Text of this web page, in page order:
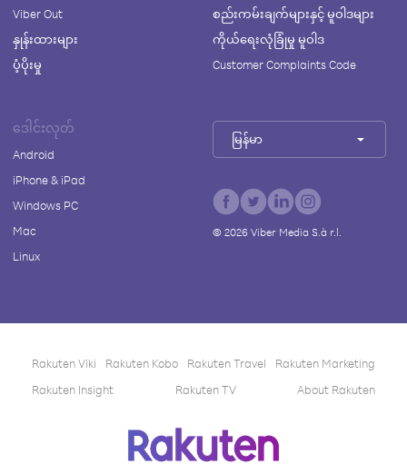
Viber Out
နှုန်းထားများ
ပံ့ပိုးမှု
စည်းကမ်းချက်များနှင့် မူဝါဒများ
ကိုယ်ရေးလုံခြုံမှု မူဝါဒ
Customer Complaints Code
ဒေါင်းလုတ်
Android
iPhone & iPad
Windows PC
Mac
Linux
မြန်မာ
© 2026Viber Media S.à r.l.
Rakuten Viki Rakuten Kobo Rakuten Travel
Rakuten Marketing
Rakuten Insight
Rakuten TV About Rakuten